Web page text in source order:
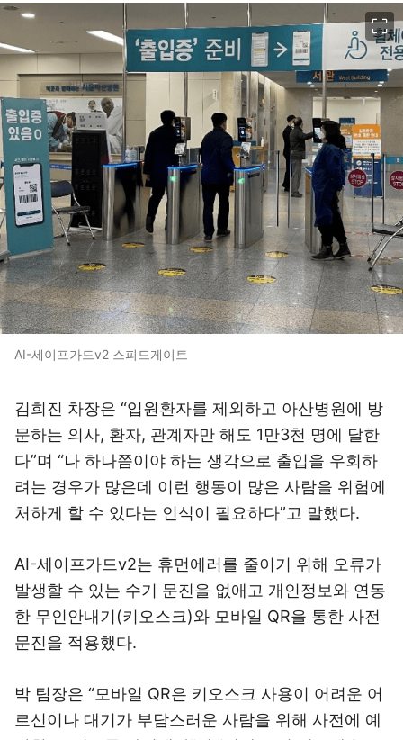
AI-세이프가드v2 스피드게이트
김희진 차장은 “입원환자를 제외하고 아산병원에 방
문하는 의사, 환자, 관계자만 해도 1만3천 명에 달한
다”며 “나 하나쯤이야 하는 생각으로 출입을 우회하
려는 경우가 많은데 이런 행동이 많은 사람을 위험에
처하게 할 수 있다는 인식이 필요하다”고 말했다.
AI-세이프가드v2는 휴먼에러를 줄이기 위해 오류가
발생할 수 있는 수기 문진을 없애고 개인정보와 연동
한 무인안내기(키오스크)와 모바일 QR을 통한 사전
문진을 적용했다.
박 팀장은 “모바일 QR은 키오스크 사용이 어려운 어
르신이나 대기가 부담스러운 사람을 위해 사전에 예